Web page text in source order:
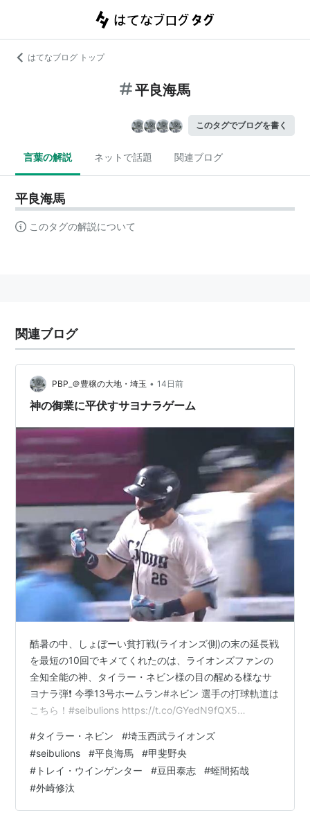
はてなブログ トップ
平良海馬
このタグでブログを書く
言葉の解説 ネットで話題 関連ブログ
平良海馬
このタグの解説について
関連ブログ
PBP_＠豊穣の大地・埼玉 • 14日前
神の御業に平伏すサヨナラゲーム
酷暑の中、しょぼーい貧打戦(ライオンズ側)の末の延長戦
を最短の10回でキメてくれたのは、ライオンズファンの
全知全能の神、タイラー・ネビン様の目の醒める様なサ
ヨナラ弾❗️ 今季13号ホームラン#ネビン 選手の打球軌道は
こちら！#seibulions https://t.co/GYedN9fQX5
(@lions_official) 2026年7月22日 スーパーでチョット買
い物してる間に、素晴らしい瞬間を見逃してしまいまし
た〜😭 (何の為にパテレ契約してんねんと) #ネビン 選手
のサヨナラホームランを、あらゆる角度から…
#タイラー・ネビン #埼玉西武ライオンズ
#seibulions #平良海馬 #甲斐野央
# トレイ・ウインゲンター #豆田泰志 #蛭間拓哉
#外崎修汰